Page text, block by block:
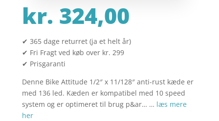
kr. 324,00
✔ 365 dage returret (ja et helt år)
✔ Fri Fragt ved køb over kr. 299
✔ Prisgaranti
Denne Bike Attitude 1/2″ x 11/128″ anti-rust kæde er
med 136 led. Kæden er kompatibel med 10 speed
system og er optimeret til brug p&ar… … læs mere
her